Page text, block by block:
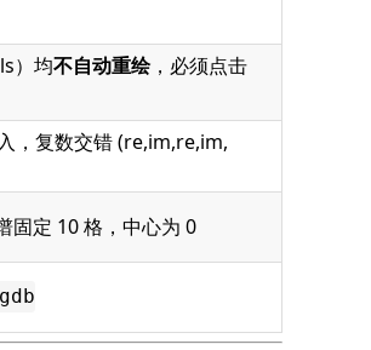
）均不自动重绘 ，必须点击
，复数交错 (re,im,re,im,
固定 10 格，中心为 0